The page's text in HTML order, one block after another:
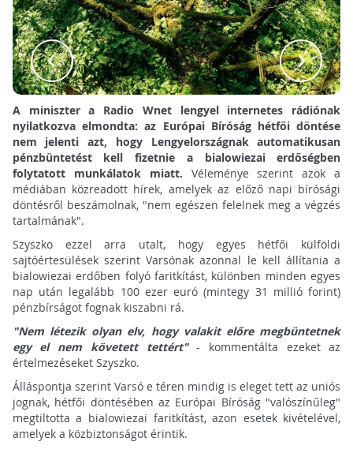
A miniszter a Radio Wnet lengyel internetes rádiónak
nyilatkozva elmondta: az Európai Bíróság hétfői döntése
nem jelenti azt, hogy Lengyelországnak automatikusan
pénzbüntetést kell fizetnie a bialowiezai erdőségben
folytatott munkálatok miatt. Véleménye szerint azok a
médiában közreadott hírek, amelyek az előző napi bírósági
döntésről beszámolnak, "nem egészen felelnek meg a végzés
tartalmának".
Szyszko ezzel arra utalt, hogy egyes hétfői külföldi
sajtóértesülések szerint Varsónak azonnal le kell állítania a
bialowiezai erdőben folyó faritkítást, különben minden egyes
nap után legalább 100 ezer euró (mintegy 31 millió forint)
pénzbírságot fognak kiszabni rá.
"Nem létezik olyan elv, hogy valakit előre megbüntetnek
egy el nem követett tettért"- kommentálta ezeket az
értelmezéseket Szyszko.
Álláspontja szerint Varsó e téren mindig is eleget tett az uniós
jognak, hétfői döntésében az Európai Bíróság "valószínűleg"
megtiltotta a bialowiezai faritkítást, azon esetek kivételével,
amelyek a közbiztonságot érintik.